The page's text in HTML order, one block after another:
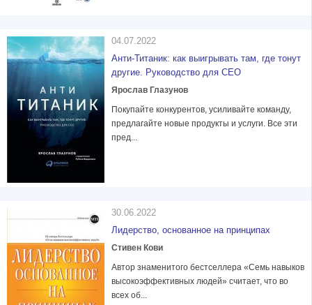
04.07.2022
Анти-Титаник: как выигрывать там, где тонут
другие. Руководство для CEO
Ярослав Глазунов
Покупайте конкурентов, усиливайте команду,
предлагайте новые продукты и услуги. Все эти
пред...
30.06.2022
Лидерство, основанное на принципах
Стивен Кови
Автор знаменитого бестселлера «Семь навыков
высокоэффективных людей» считает, что во
всех об...